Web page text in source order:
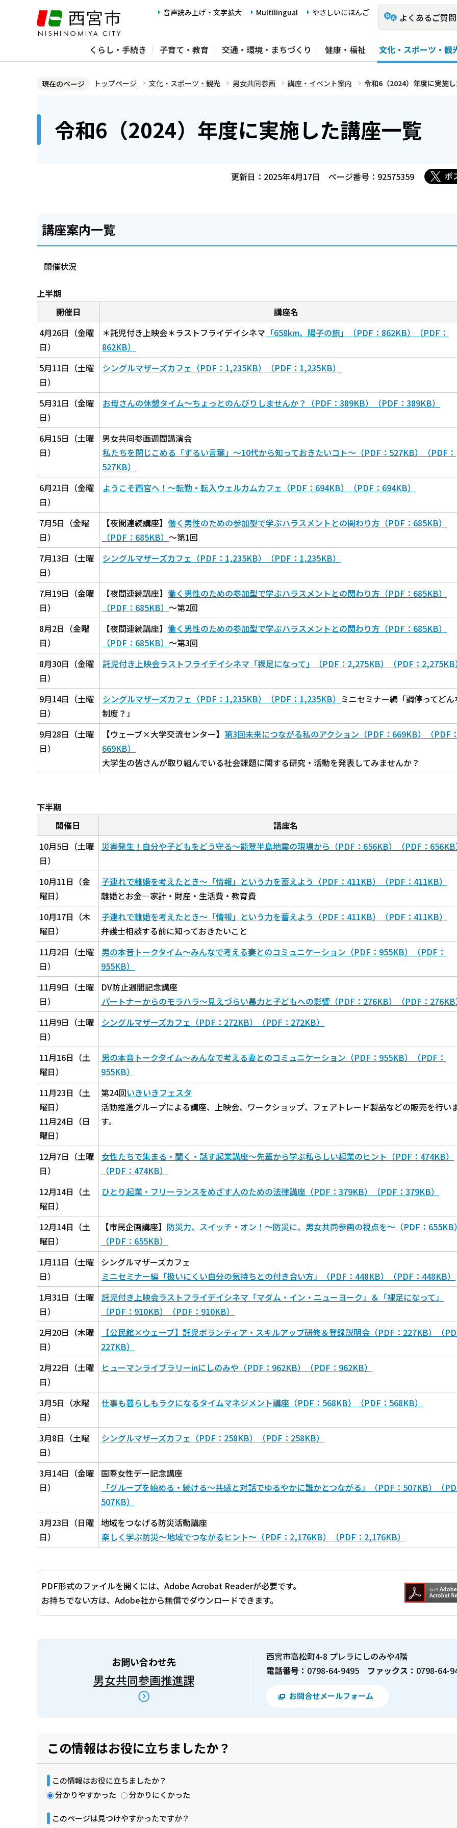
ジ
音声読み上げ・文字拡大 Multilingual やさしいにほんご よくあるご質問
くらし・手続き 子育て・教育 交通・環境・まちづくり 健康・福祉 文化・スポーツ・観
現在のページ トップページ 文化・スポーツ・観光 男女共同参画 講座・イベント案内 令和6（2024）年度に実施
令和6（2024）年度に実施した講座一覧
更新日：2025年4月17日 ページ番号：92575359 ポ
講座案内一覧
開催状況
上半期
開催日
講座名
4月26日（金曜
日）
＊託児付き上映会＊ラストフライデイシネマ 「658km、陽子の旅」（PDF：862KB）（PDF：
862KB）
5月11日（土曜
日）
シングルマザーズカフェ（PDF：1,235KB）（PDF：1,235KB）
5月31日（金曜
日）
お母さんの休憩タイム～ちょっとのんびりしませんか？（PDF：389KB）（PDF：389KB）
6月15日（土曜
日）
男女共同参画週間講演会
私たちを閉じこめる「ずるい言葉」～10代から知っておきたいコト～（PDF：527KB）（PDF：
527KB）
6月21日（金曜
日）
ようこそ西宮へ！～転勤・転入ウェルカムカフェ（PDF：694KB）（PDF：694KB）
7月5日（金曜
日）
【夜間連続講座】 働く男性のための参加型で学ぶハラスメントとの関わり方（PDF：685KB）
（PDF：685KB） ～第1回
7月13日（土曜
日）
シングルマザーズカフェ（PDF：1,235KB）（PDF：1,235KB）
7月19日（金曜
日）
【夜間連続講座】 働く男性のための参加型で学ぶハラスメントとの関わり方（PDF：685KB）
（PDF：685KB） ～第2回
8月2日（金曜
日）
【夜間連続講座】 働く男性のための参加型で学ぶハラスメントとの関わり方（PDF：685KB）
（PDF：685KB） ～第3回
8月30日（金曜
日）
託児付き上映会ラストフライデイシネマ「裸足になって」（PDF：2,275KB）（PDF：
9月14日（土曜
日）
シングルマザーズカフェ（PDF：1,235KB）（PDF：1,235KB） ミニセミナー編「調停ってどん
制度？」
9月28日（土曜
日）
【ウェーブ×大学交流センター】 第3回未来につながる私のアクション（PDF：669KB）（PDF
669KB）
大学生の皆さんが取り組んでいる社会課題に関する研究・活動を発表してみませんか？
下半期
開催日
講座名
10月5日（土曜
日）
災害発生！自分や子どもをどう守る～能登半島地震の現場から（PDF：656KB）（PDF：
10月11日（金
曜日）
子連れで離婚を考えたとき～「情報」という力を蓄えよう（PDF：411KB）（PDF：411KB）
離婚とお金―家計・財産・生活費・教育費
10月17日（木
曜日）
子連れで離婚を考えたとき～「情報」という力を蓄えよう（PDF：411KB）（PDF：411KB）
弁護士相談する前に知っておきたいこと
11月2日（土曜
日）
男の本音トークタイム～みんなで考える妻とのコミュニケーション（PDF：955KB）（PDF：
955KB）
11月9日（土曜
日）
DV防止週間記念講座
パートナーからのモラハラ～見えづらい暴力と子どもへの影響（PDF：276KB）（PDF：
11月9日（土曜
日）
シングルマザーズカフェ（PDF：272KB）（PDF：272KB）
11月16日（土
曜日）
男の本音トークタイム～みんなで考える妻とのコミュニケーション（PDF：955KB）（PDF：
955KB）
11月23日（土
曜日）
11月24日（日
曜日）
第24回いきいきフェスタ
活動推進グループによる講座、上映会、ワークショップ、フェアトレード製品などの販売を行い
す。
12月7日（土曜
日）
女性たちで集まる・聞く・話す起業講座～先輩から学ぶ私らしい起業のヒント（PDF：474KB）
（PDF：474KB）
12月14日（土
曜日）
ひとり起業・フリーランスをめざす人のための法律講座（PDF：379KB）（PDF：379KB）
12月14日（土
曜日）
【市民企画講座】 防災力、スイッチ・オン！～防災に、男女共同参画の視点を～（PDF：655KB
（PDF：655KB）
1月11日（土曜
日）
シングルマザーズカフェ
ミニセミナー編「扱いにくい自分の気持ちとの付き合い方」（PDF：448KB）（PDF：448KB）
1月31日（土曜
日）
託児付き上映会ラストフライデイシネマ「マダム・イン・ニューヨーク」＆「裸足になって」
（PDF：910KB）（PDF：910KB）
2月20日（木曜
日）
【公民館×ウェーブ】託児ボランティア・スキルアップ研修＆登録説明会（PDF：227KB）（
227KB）
2月22日（土曜
日）
ヒューマンライブラリーinにしのみや（PDF：962KB）（PDF：962KB）
3月5日（水曜
日）
仕事も暮らしもラクになるタイムマネジメント講座（PDF：568KB）（PDF：568KB）
3月8日（土曜
日）
シングルマザーズカフェ（PDF：258KB）（PDF：258KB）
3月14日（金曜
日）
国際女性デー記念講座
「グループを始める・続ける～共感と対話でゆるやかに誰かとつながる」（PDF：507KB）（
507KB）
3月23日（日曜
日）
地域をつなげる防災活動講座
楽しく学ぶ防災～地域でつながるヒント～（PDF：2,176KB）（PDF：2,176KB）
PDF形式のファイルを開くには、Adobe Acrobat Readerが必要です。
お持ちでない方は、Adobe社から無償でダウンロードできます。
お問い合わせ先
男女共同参画推進課
西宮市高松町4-8 プレラにしのみや4階
電話番号： 0798-64-9495 ファックス： 0798-64-
お問合せメールフォーム
この情報はお役に立ちましたか？
この情報はお役に立ちましたか？
分かりやすかった
分かりにくかった
このページは見つけやすかったですか？